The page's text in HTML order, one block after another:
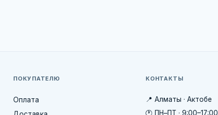
ПОКУПАТЕЛЮ
Оплата
КОНТАКТЫ
📍 Алматы · Актобе
🕐 ПН–ПТ · 9:00–17:00